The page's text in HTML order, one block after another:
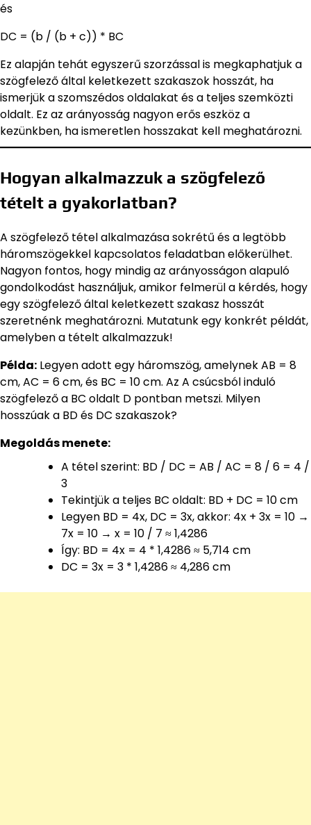
és
DC = (b / (b + c)) * BC
Ez alapján tehát egyszerű szorzással is megkaphatjuk a
szögfelező által keletkezett szakaszok hosszát, ha
ismerjük a szomszédos oldalakat és a teljes szemközti
oldalt. Ez az arányosság nagyon erős eszköz a
kezünkben, ha ismeretlen hosszakat kell meghatározni.
Hogyan alkalmazzuk a szögfelező
tételt a gyakorlatban?
A szögfelező tétel alkalmazása sokrétű és a legtöbb
háromszögekkel kapcsolatos feladatban előkerülhet.
Nagyon fontos, hogy mindig az arányosságon alapuló
gondolkodást használjuk, amikor felmerül a kérdés, hogy
egy szögfelező által keletkezett szakasz hosszát
szeretnénk meghatározni. Mutatunk egy konkrét példát,
amelyben a tételt alkalmazzuk!
Példa: Legyen adott egy háromszög, amelynek AB = 8
cm, AC = 6 cm, és BC = 10 cm. Az A csúcsból induló
szögfelező a BC oldalt D pontban metszi. Milyen
hosszúak a BD és DC szakaszok?
Megoldás menete:
A tétel szerint: BD / DC = AB / AC = 8 / 6 = 4 /
3
Tekintjük a teljes BC oldalt: BD + DC = 10 cm
Legyen BD = 4x, DC = 3x, akkor: 4x + 3x = 10 →
7x = 10 → x = 10 / 7 ≈ 1,4286
Így: BD = 4x = 4 * 1,4286 ≈ 5,714 cm
DC = 3x = 3 * 1,4286 ≈ 4,286 cm